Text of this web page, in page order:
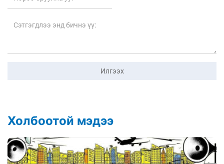
Илгээх
Холбоотой мэдээ